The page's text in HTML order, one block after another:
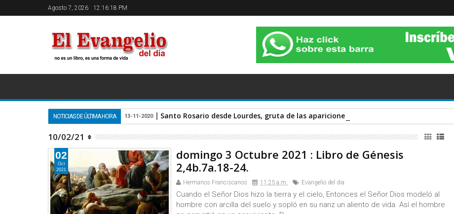
Agosto 7, 2026 12:16:18 PM
NOTICIAS DE ÚLTIMA HORA Santo Rosario desde Lourdes, gruta de las apariciones. Sábado 14 de Noviembre 2020.
13-11-2020
10/02/21
domingo 3 Octubre 2021 : Libro de Génesis
2,4b.7a.18-24.
Hermanos Franciscanos 11:25 a.m. Evangelio del dia
Cuando el Señor Dios hizo la tierra y el cielo, Entonces el Señor Dios modeló al
hombre con arcilla del suelo y sopló en su nariz un aliento de vida. Así el hombre
02
Oct
2021